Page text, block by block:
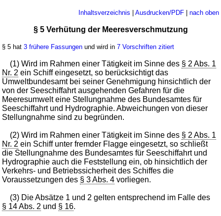
Inhaltsverzeichnis | Ausdrucken/PDF| nach oben
§ 5 Verhütung der Meeresverschmutzung
§ 5 hat3 frühere Fassungen und wird in7 Vorschriften zitiert
(1) Wird im Rahmen einer Tätigkeit im Sinne des § 2 Abs. 1
Nr. 2 ein Schiff eingesetzt, so berücksichtigt das
Umweltbundesamt bei seiner Genehmigung hinsichtlich der
von der Seeschiffahrt ausgehenden Gefahren für die
Meeresumwelt eine Stellungnahme des Bundesamtes für
Seeschiffahrt und Hydrographie. Abweichungen von dieser
Stellungnahme sind zu begründen.
(2) Wird im Rahmen einer Tätigkeit im Sinne des § 2 Abs. 1
Nr. 2 ein Schiff unter fremder Flagge eingesetzt, so schließt
die Stellungnahme des Bundesamtes für Seeschiffahrt und
Hydrographie auch die Feststellung ein, ob hinsichtlich der
Verkehrs- und Betriebssicherheit des Schiffes die
Voraussetzungen des § 3 Abs. 4 vorliegen.
(3) Die Absätze 1 und 2 gelten entsprechend im Falle des
§ 14 Abs. 2 und § 16.